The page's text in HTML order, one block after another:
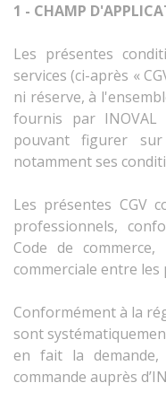
1 - CHAMP
Les présentes
services (ci-après «
ni réserve, à
fournis par INOVAL
pouvant figurer
notamment ses
Les présentes CGV
professionnels,
Code de
commerciale entre les
Conformément à la
sont
en fait la
commande auprès